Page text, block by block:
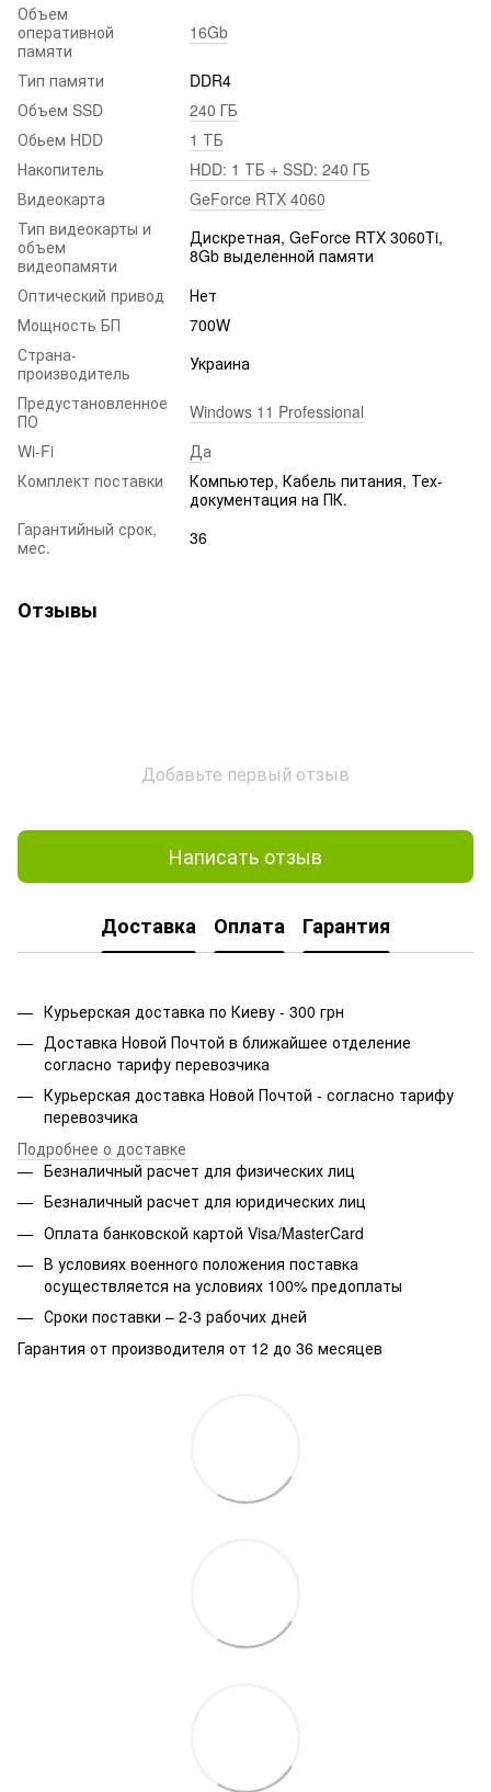
Объем
оперативной
памяти
16Gb
Тип памяти
DDR4
Объем SSD
240 ГБ
Обьем HDD
1 ТБ
Накопитель
HDD: 1 ТБ + SSD: 240 ГБ
Видеокарта
GeForce RTX 4060
Тип видеокарты и
объем
видеопамяти
Дискретная, GeForce RTX 3060Ti,
8Gb выделенной памяти
Оптический привод
Нет
Мощность БП
700W
Страна-
производитель
Украина
Предустановленное
ПО
Windows 11 Professional
Wi-Fi
Да
Комплект поставки
Компьютер, Кабель питания, Тех-
документация на ПК.
Гарантийный срок,
мес.
36
Отзывы
Добавьте первый отзыв
Написать отзыв
Доставка Оплата Гарантия
Курьерская доставка по Киеву - 300 грн
Доставка Новой Почтой в ближайшее отделение
согласно тарифу перевозчика
Курьерская доставка Новой Почтой - согласно тарифу
перевозчика
Подробнее о доставке
Безналичный расчет для физических лиц
Безналичный расчет для юридических лиц
Оплата банковской картой Visa/MasterCard
В условиях военного положения поставка
осуществляется на условиях 100% предоплаты
Сроки поставки – 2-3 рабочих дней
Гарантия от производителя от 12 до 36 месяцев